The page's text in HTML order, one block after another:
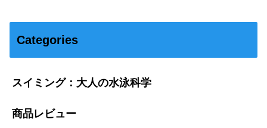
Categories
スイミング：大人の水泳科学
商品レビュー